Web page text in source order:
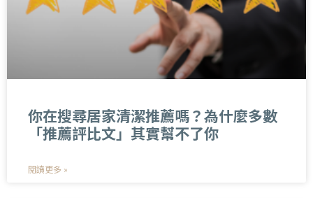
你在搜尋居家清潔推薦嗎？為什麼多數
「推薦評比文」其實幫不了你
閱讀更多 »